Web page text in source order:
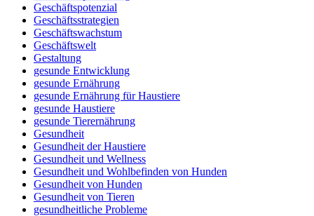
Geschäftspotenzial
Geschäftsstrategien
Geschäftswachstum
Geschäftswelt
Gestaltung
gesunde Entwicklung
gesunde Ernährung
gesunde Ernährung für Haustiere
gesunde Haustiere
gesunde Tierernährung
Gesundheit
Gesundheit der Haustiere
Gesundheit und Wellness
Gesundheit und Wohlbefinden von Hunden
Gesundheit von Hunden
Gesundheit von Tieren
gesundheitliche Probleme